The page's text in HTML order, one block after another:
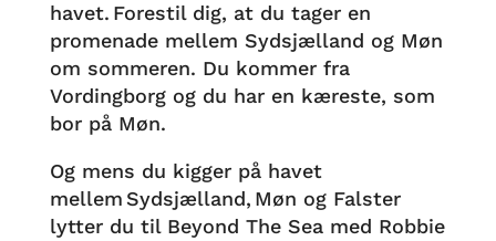
havet. Forestil dig, at du tager en
promenade mellem Sydsjælland og Møn
om sommeren. Du kommer fra
Vordingborg og du har en kæreste, som
bor på Møn.
Og mens du kigger på havet
mellem Sydsjælland, Møn og Falster
lytter du til Beyond The Sea med Robbie